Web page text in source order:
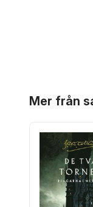
Mer från